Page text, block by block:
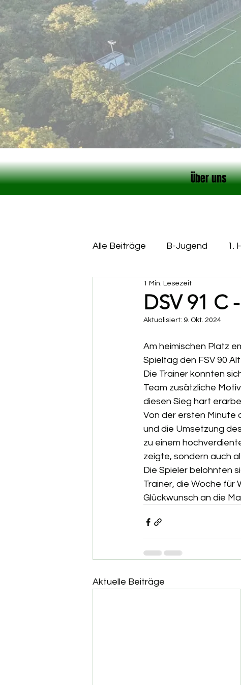
Über uns
Alle Beiträge B-Jugend 1.
C- Jugend D- Jugend
DSV 91 C
1 Min. Lesezeit
Aktualisiert: 9. Okt. 2024
Am heimischen Platz
Spieltag den FSV 90
Die Trainer konnten
Team zusätzliche
diesen Sieg hart
Von der ersten Minute
und die Umsetzung
zu einem
zeigte, sondern auch
Die Spieler belohnten
Trainer, die Woche für
Glückwunsch an die
Aktuelle Beiträge